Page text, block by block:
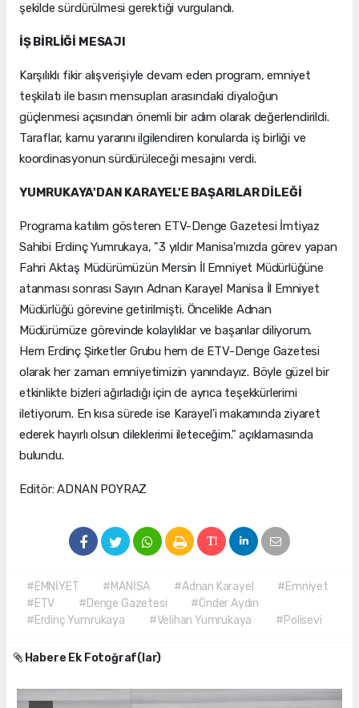
şekilde sürdürülmesi gerektiği vurgulandı.
İŞ BİRLİĞİ MESAJI
Karşılıklı fikir alışverişiyle devam eden program, emniyet
teşkilatı ile basın mensupları arasındaki diyaloğun
güçlenmesi açısından önemli bir adım olarak değerlendirildi.
Taraflar, kamu yararını ilgilendiren konularda iş birliği ve
koordinasyonun sürdürüleceği mesajını verdi.
YUMRUKAYA'DAN KARAYEL'E BAŞARILAR DİLEĞİ
Programa katılım gösteren ETV-Denge Gazetesi İmtiyaz
Sahibi Erdinç Yumrukaya, "3 yıldır Manisa'mızda görev yapan
Fahri Aktaş Müdürümüzün Mersin İl Emniyet Müdürlüğüne
atanması sonrası Sayın Adnan Karayel Manisa İl Emniyet
Müdürlüğü görevine getirilmişti. Öncelikle Adnan
Müdürümüze görevinde kolaylıklar ve başarılar diliyorum.
Hem Erdinç Şirketler Grubu hem de ETV-Denge Gazetesi
olarak her zaman emniyetimizin yanındayız. Böyle güzel bir
etkinlikte bizleri ağırladığı için de ayrıca teşekkürlerimi
iletiyorum. En kısa sürede ise Karayel'i makamında ziyaret
ederek hayırlı olsun dileklerimi ileteceğim." açıklamasında
bulundu.
Editör: ADNAN POYRAZ
#EMNİYET #MANİSA #Adnan Karayel
#Emniyet
#ETV
#Denge Gazetesi
#Önder Aydın
#Erdinç Yumrukaya
#Velihan Yumrukaya #Polisevi
Habere Ek Fotoğraf(lar)